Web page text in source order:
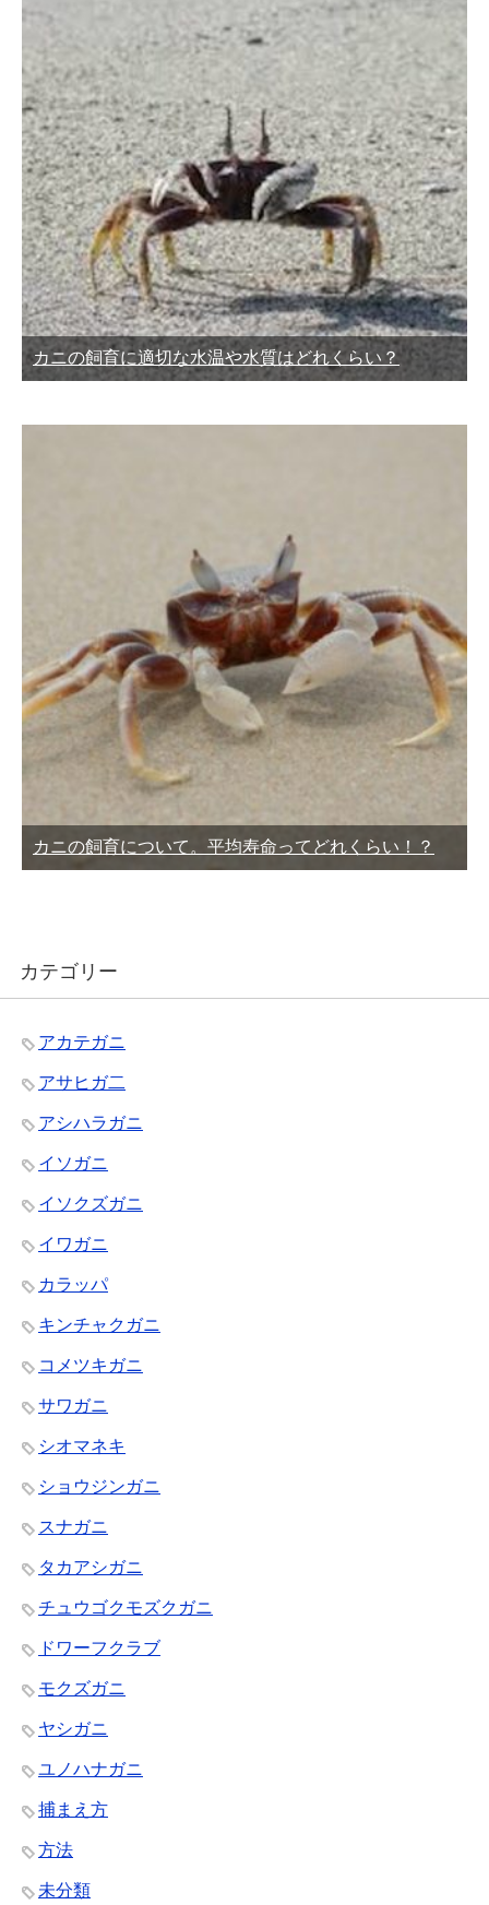
カニの飼育に適切な水温や水質はどれくらい？
カニの飼育について。平均寿命ってどれくらい！？
カテゴリー
アカテガニ
アサヒガ二
アシハラガニ
イソガニ
イソクズガニ
イワガニ
カラッパ
キンチャクガニ
コメツキガニ
サワガニ
シオマネキ
ショウジンガニ
スナガニ
タカアシガニ
チュウゴクモズクガニ
ドワーフクラブ
モクズガニ
ヤシガニ
ユノハナガニ
捕まえ方
方法
未分類